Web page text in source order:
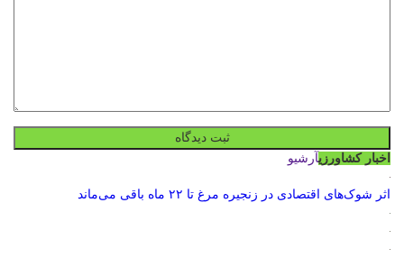
اخبار کشاورزیآرشیو
اثر شوک‌های اقتصادی در زنجیره مرغ تا ۲۲ ماه باقی می‌ماند